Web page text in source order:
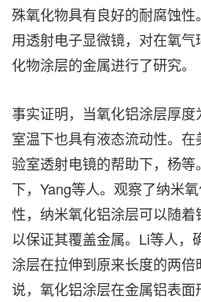
殊氧化物具有良好的耐腐蚀
用透射电子显微镜，对在氧
化物涂层的金属进行了研究。
事实证明，当氧化铝涂层厚
室温下也具有液态流动性。
验室透射电镜的帮助下，杨
下，Yang等人。观察了纳米
性，纳米氧化铝涂层可以随着
以保证其覆盖金属。Li等人，
涂层在拉伸到原来长度的两
说，氧化铝涂层在金属铝表